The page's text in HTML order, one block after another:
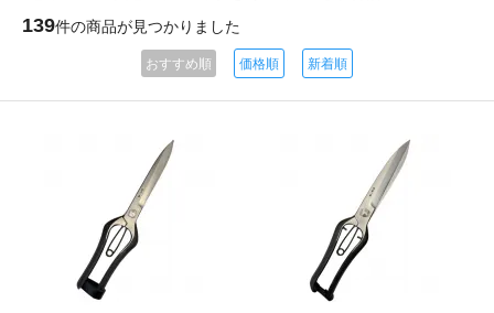
139件の商品が見つかりました
おすすめ順 価格順 新着順